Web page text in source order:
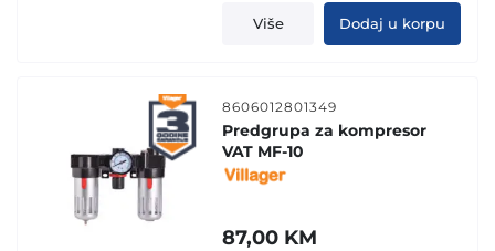
Više Dodaj u korpu
8606012801349
Predgrupa za kompresor
VAT MF-10
87,00 KM